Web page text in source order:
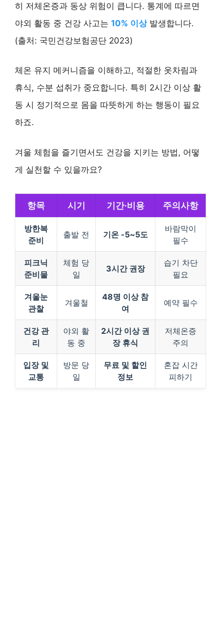
히 저체온증과 동상 위험이 큽니다. 통계에 따르면
야외 활동 중 건강 사고는 10% 이상발생합니다.
(출처: 국민건강보험공단 2023)
체온 유지 메커니즘을 이해하고, 적절한 옷차림과
휴식, 수분 섭취가 중요합니다. 특히 2시간 이상 활
동 시 정기적으로 몸을 따뜻하게 하는 행동이 필요
하죠.
겨울 체험을 즐기면서도 건강을 지키는 방법, 어떻
게 실천할 수 있을까요?
항목 시기 기간·비용 주의사항
방한복
준비
출발 전 기온 -5~5도
바람막이
필수
피크닉
준비물
체험 당
일
3시간 권장
습기 차단
필요
겨울눈
관찰
겨울철
48명 이상 참
여
예약 필수
건강 관
리
야외 활
동 중
2시간 이상 권
장 휴식
저체온증
주의
입장 및
교통
방문 당
일
무료 및 할인
정보
혼잡 시간
피하기